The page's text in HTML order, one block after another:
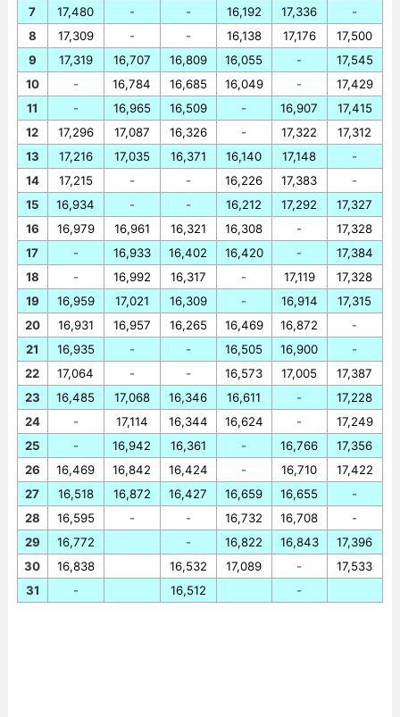
7
8
9
10
11
12
13
14
15
16
17
18
19
20
21
22
23
24
25
26
27
28
29
30
31
17,480
17,309
17,319
-
-
17,296
17,216
17,215
16,934
16,979
-
-
16,959
16,931
16,935
17,064
16,485
-
-
16,469
16,518
16,595
16,772
16,838
-
-
-
16,707
16,784
16,965
17,087
17,035
-
-
16,961
16,933
16,992
17,021
16,957
-
-
17,068
17,114
16,942
16,842
16,872
-
-
-
16,809
16,685
16,509
16,326
16,371
-
-
16,321
16,402
16,317
16,309
16,265
-
-
16,346
16,344
16,361
16,424
16,427
-
-
16,532
16,512
16,192
16,138
16,055
16,049
-
-
16,140
16,226
16,212
16,308
16,420
-
-
16,469
16,505
16,573
16,611
16,624
-
-
16,659
16,732
16,822
17,089
17,336
17,176
-
-
16,907
17,322
17,148
17,383
17,292
-
-
17,119
16,914
16,872
16,900
17,005
-
-
16,766
16,710
16,655
16,708
16,843
-
-
-
17,500
17,545
17,429
17,415
17,312
-
-
17,327
17,328
17,384
17,328
17,315
-
-
17,387
17,228
17,249
17,356
17,422
-
-
17,396
17,533